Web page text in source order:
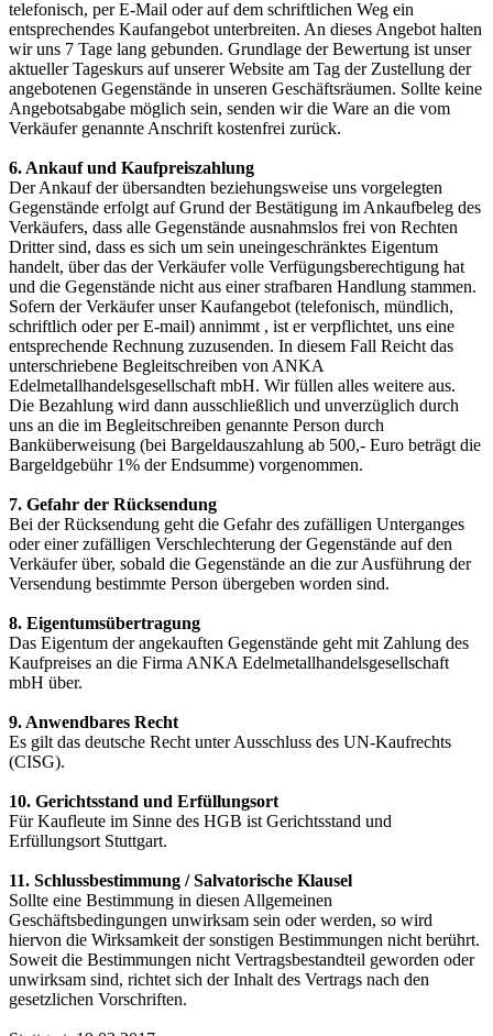
telefonisch, per E-Mail oder auf dem schriftlichen Weg ein
entsprechendes Kaufangebot unterbreiten. An dieses Angebot halten
wir uns 7 Tage lang gebunden. Grundlage der Bewertung ist unser
aktueller Tageskurs auf unserer Website am Tag der Zustellung der
angebotenen Gegenstände in unseren Geschäftsräumen. Sollte keine
Angebotsabgabe möglich sein, senden wir die Ware an die vom
Verkäufer genannte Anschrift kostenfrei zurück.
6. Ankauf und Kaufpreiszahlung
Der Ankauf der übersandten beziehungsweise uns vorgelegten
Gegenstände erfolgt auf Grund der Bestätigung im Ankaufbeleg des
Verkäufers, dass alle Gegenstände ausnahmslos frei von Rechten
Dritter sind, dass es sich um sein uneingeschränktes Eigentum
handelt, über das der Verkäufer volle Verfügungsberechtigung hat
und die Gegenstände nicht aus einer strafbaren Handlung stammen.
Sofern der Verkäufer unser Kaufangebot (telefonisch, mündlich,
schriftlich oder per E-mail) annimmt , ist er verpflichtet, uns eine
entsprechende Rechnung zuzusenden. In diesem Fall Reicht das
unterschriebene Begleitschreiben von ANKA
Edelmetallhandelsgesellschaft mbH. Wir füllen alles weitere aus.
Die Bezahlung wird dann ausschließlich und unverzüglich durch
uns an die im Begleitschreiben genannte Person durch
Banküberweisung (bei Bargeldauszahlung ab 500,- Euro beträgt die
Bargeldgebühr 1% der Endsumme) vorgenommen.
7. Gefahr der Rücksendung
Bei der Rücksendung geht die Gefahr des zufälligen Unterganges
oder einer zufälligen Verschlechterung der Gegenstände auf den
Verkäufer über, sobald die Gegenstände an die zur Ausführung der
Versendung bestimmte Person übergeben worden sind.
8. Eigentumsübertragung
Das Eigentum der angekauften Gegenstände geht mit Zahlung des
Kaufpreises an die Firma ANKA Edelmetallhandelsgesellschaft
mbH über.
9. Anwendbares Recht
Es gilt das deutsche Recht unter Ausschluss des UN-Kaufrechts
(CISG).
10. Gerichtsstand und Erfüllungsort
Für Kaufleute im Sinne des HGB ist Gerichtsstand und
Erfüllungsort Stuttgart.
11. Schlussbestimmung / Salvatorische Klausel
Sollte eine Bestimmung in diesen Allgemeinen
Geschäftsbedingungen unwirksam sein oder werden, so wird
hiervon die Wirksamkeit der sonstigen Bestimmungen nicht berührt.
Soweit die Bestimmungen nicht Vertragsbestandteil geworden oder
unwirksam sind, richtet sich der Inhalt des Vertrags nach den
gesetzlichen Vorschriften.